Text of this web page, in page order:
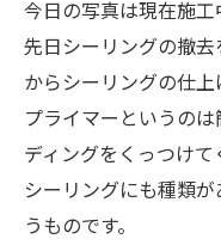
今日の写真は現在施工
先日シーリングの撤
からシーリングの仕上
プライマーというの
ディングをくっつけて
シーリングにも種類
うものです。